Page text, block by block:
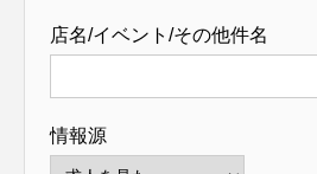
店名/イベント/その他件名
情報源